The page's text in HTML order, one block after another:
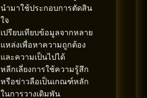
นำมาใช้ประกอบการตัดสิน
ใจ
เปรียบเทียบข้อมูลจากหลาย
แหล่งเพื่อหาความถูกต้อง
และความเป็นไปได้
หลีกเลี่ยงการใช้ความรู้สึก
หรือข่าวลือเป็นเกณฑ์หลัก
ในการวางเดิมพัน